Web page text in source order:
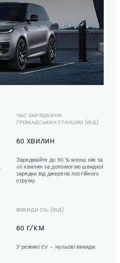
ЧАС ЗАРЯДКИ НА
ГРОМАДСЬКИХ СТАНЦІЯХ (ВІД)
60 ХВИЛИН
Заряджайте до 80 % менш ніж за
60 хвилин за допомогою швидкої
зарядки від джерела постійного
струму.
ВИКИДИ CO₂ (ВІД)
60 Г/КМ
У режимі EV — нульові викиди.